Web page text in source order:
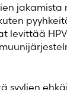
jakamista
levittää